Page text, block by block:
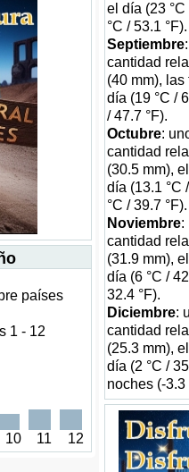
países
1 - 12
10 11 12
el día (23
°C / 53.1 °F).
Septiembre
cantidad
(40 mm),
día (19 °C /
/ 47.7 °F).
Octubre:
cantidad
(30.5 mm),
día (13.1 °C
°C / 39.7 °F).
Noviembre:
cantidad
(31.9 mm),
día (6 °C /
32.4 °F).
Diciembre:
cantidad
(25.3 mm),
día (2 °C /
noches (-3.3